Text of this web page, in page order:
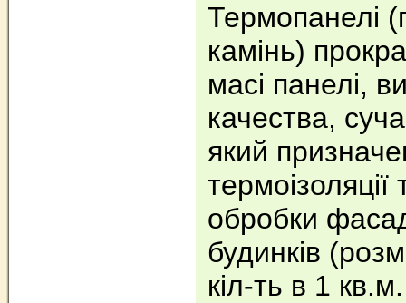
Термопанелі
камінь)
масі панелі,
качества,
який
обробки
будинків
кіл-ть в 1